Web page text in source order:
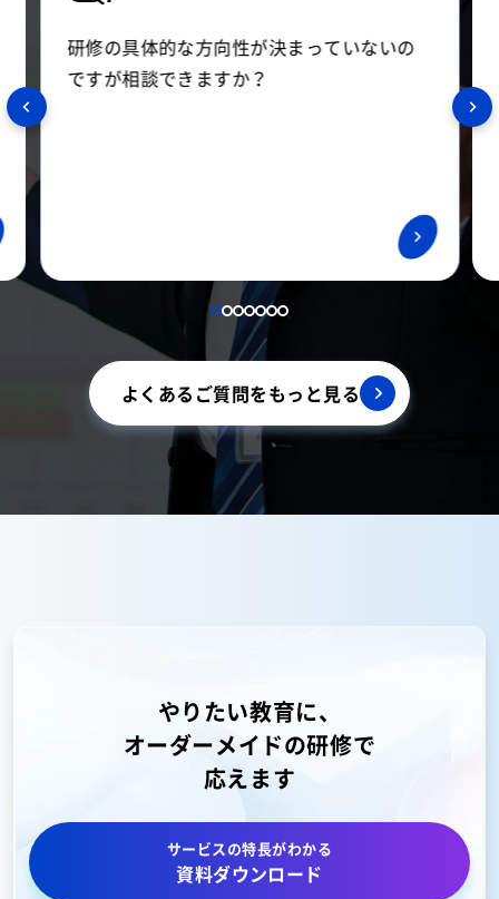
はい、相談できます。研修コーディネータ
ーが課題に合わせてご提案させていただき
研修の具体的な方向性が決まっていないの
ですが相談できますか？
よくあるご質問をもっと見る
やりたい教育に、
オーダーメイドの研修で
応えます
サービスの特長がわかる
資料ダウンロード